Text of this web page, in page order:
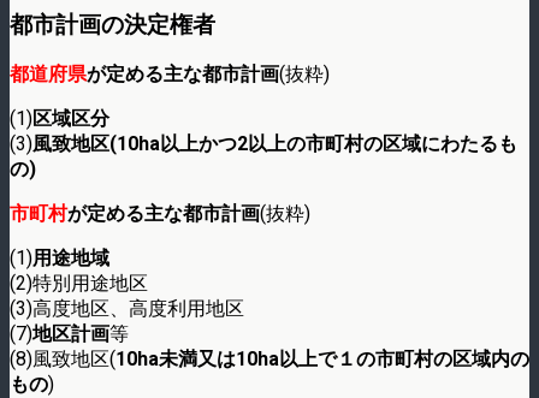
都市計画の決定権者
都道府県が定める主な都市計画(抜粋)
(1)区域区分
(3)風致地区(10ha以上かつ2以上の市町村の区域にわたるも
の)
市町村が定める主な都市計画(抜粋)
(1)用途地域
(2)特別用途地区
(3)高度地区、高度利用地区
(7)地区計画等
(8)風致地区(10ha未満又は10ha以上で１の市町村の区域内の
もの)